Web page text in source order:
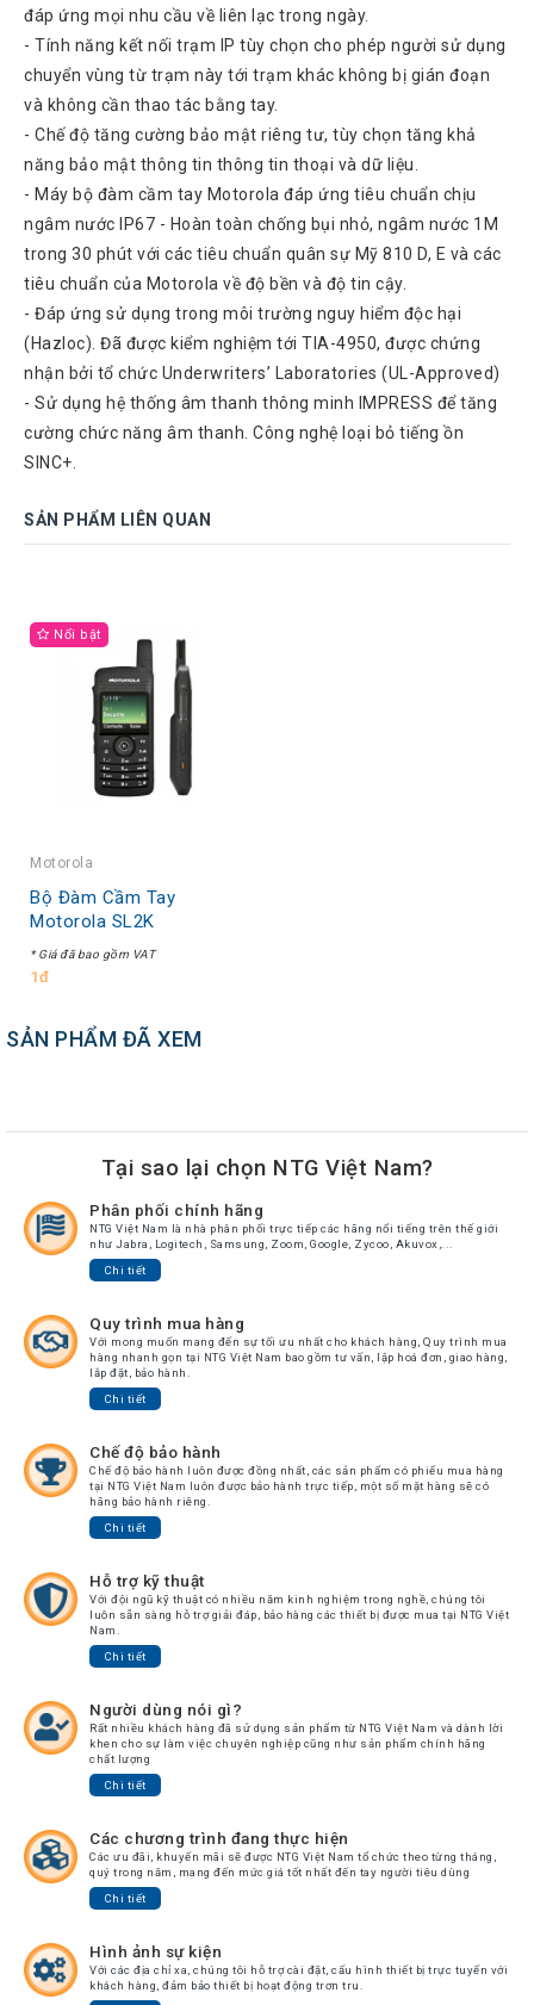
Atcom
Phones
Sangoma
Polycom
AudioCodes
Phones
Fanvil
Avaya
Phones
Grandstream
Góc
thuật
Tin
Sản
Phẩm
Địa
Chỉ
Sách
Vận
Sách
Thương
Hiệu
Đổi
Hàng
đáp ứng mọi nhu cầu về liên lạc trong ngày.
- Tính năng kết nối trạm IP tùy chọn cho phép người sử dụng
chuyển vùng từ trạm này tới trạm khác không bị gián đoạn
và không cần thao tác bằng tay.
- Chế độ tăng cường bảo mật riêng tư, tùy chọn tăng khả
năng bảo mật thông tin thông tin thoại và dữ liệu.
- Máy bộ đàm cầm tay Motorola đáp ứng tiêu chuẩn chịu
ngâm nước IP67 - Hoàn toàn chống bụi nhỏ, ngâm nước 1M
trong 30 phút với các tiêu chuẩn quân sự Mỹ 810 D, E và các
tiêu chuẩn của Motorola về độ bền và độ tin cậy.
- Đáp ứng sử dụng trong môi trường nguy hiểm độc hại
(Hazloc). Đã được kiểm nghiệm tới TIA-4950, được chứng
nhận bởi tổ chức Underwriters’ Laboratories (UL-Approved)
- Sử dụng hệ thống âm thanh thông minh IMPRESS để tăng
cường chức năng âm thanh. Công nghệ loại bỏ tiếng ồn
SINC+.
SẢN PHẨM LIÊN QUAN
Nổi bật
Motorola
Bộ Đàm Cầm Tay
Motorola SL2K
* Giá đã bao gồm VAT
1đ
SẢN PHẨM ĐÃ XEM
Tại sao lại chọn NTG Việt Nam?
Phân phối chính hãng
NTG Việt Nam là nhà phân phối trực tiếp các hãng nổi tiếng trên thế giới
như Jabra, Logitech, Samsung, Zoom, Google, Zycoo, Akuvox,...
Chi tiết
Quy trình mua hàng
Với mong muốn mang đến sự tối ưu nhất cho khách hàng, Quy trình mua
hàng nhanh gọn tại NTG Việt Nam bao gồm tư vấn, lập hoá đơn, giao hàng,
lắp đặt, bảo hành.
Chi tiết
Chế độ bảo hành
Chế độ bảo hành luôn được đồng nhất, các sản phẩm có phiếu mua hàng
tại NTG Việt Nam luôn được bảo hành trực tiếp, một số mặt hàng sẽ có
hãng bảo hành riêng.
Chi tiết
Hỗ trợ kỹ thuật
Với đội ngũ kỹ thuật có nhiều năm kinh nghiệm trong nghề, chúng tôi
luôn sẵn sàng hỗ trợ giải đáp, bảo hàng các thiết bị được mua tại NTG Việt
Nam.
Chi tiết
Người dùng nói gì?
Rất nhiều khách hàng đã sử dụng sản phẩm từ NTG Việt Nam và dành lời
khen cho sự làm việc chuyên nghiệp cũng như sản phẩm chính hãng
chất lượng
Chi tiết
Các chương trình đang thực hiện
Các ưu đãi, khuyến mãi sẽ được NTG Việt Nam tổ chức theo từng tháng,
quý trong năm, mang đến mức giá tốt nhất đến tay người tiêu dùng
Chi tiết
Hình ảnh sự kiện
Với các địa chỉ xa, chúng tôi hỗ trợ cài đặt, cấu hình thiết bị trực tuyến với
khách hàng, đảm bảo thiết bị hoạt động trơn tru.